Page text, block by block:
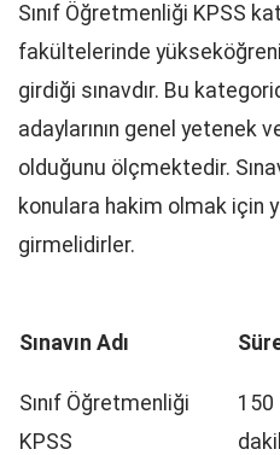
Sınıf Öğretmenliği KPSS
fakültelerinde
girdiği sınavdır. Bu
adaylarının genel yetenek
olduğunu ölçmektedir.
konulara hakim olmak için
girmelidirler.
Sınavın Adı
Sınıf Öğretmenliği
KPSS
150